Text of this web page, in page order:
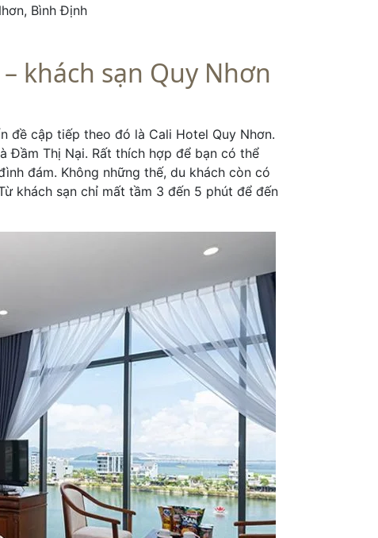
Bình Định
khách sạn Quy Nhơn
đề cập tiếp theo đó là Cali Hotel Quy Nhơn.
Thị Nại. Rất thích hợp để bạn có thể
đám. Không những thế, du khách còn có
khách sạn chỉ mất tầm 3 đến 5 phút để đến